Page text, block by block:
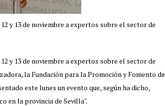
y 13 de noviembre a expertos sobre el sector de
y 13 de noviembre a expertos sobre el sector de
la Fundación para la Promoción y Fomento de
este lunes un evento que, según ha dicho,
en la provincia de Sevilla".